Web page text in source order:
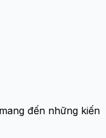
đến những kiến